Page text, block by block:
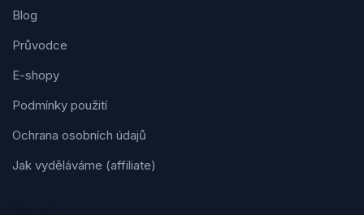
Blog
Průvodce
E-shopy
Podmínky použití
Ochrana osobních údajů
Jak vyděláváme (affiliate)